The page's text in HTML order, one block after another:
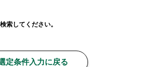
索してください。
定条件入力に戻る